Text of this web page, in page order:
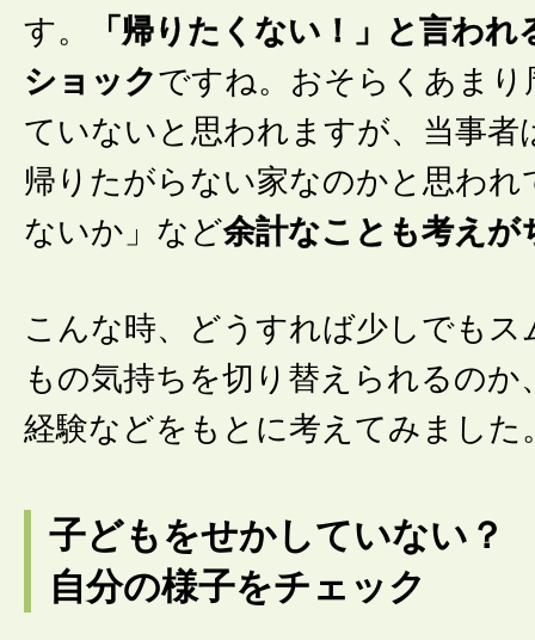
す。
「帰りたくない！」と言わ
ショックですね。おそらくあまり
ていないと思われますが、当事者
帰りたがらない家なのかと思われ
ないか」など余計なことも考えが
こんな時、どうすれば少しでもス
もの気持ちを切り替えられるのか
経験などをもとに考えてみました
子どもをせかしていない？
自分の様子をチェック